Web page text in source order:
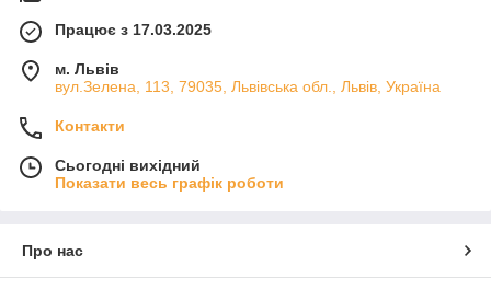
Працює з 17.03.2025
м. Львів
вул.Зелена, 113, 79035, Львівська обл., Львів, Україна
Контакти
Сьогодні вихідний
Показати весь графік роботи
Про нас